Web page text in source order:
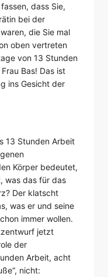
dass Sie,
bei der
die Sie mal
oben vertreten
von 13 Stunden
Bas! Das ist
ins Gesicht der
13 Stunden Arbeit
Körper bedeutet,
was das für das
Der klatscht
was er und seine
immer wollen.
jetzt
der
Arbeit, acht
nicht: